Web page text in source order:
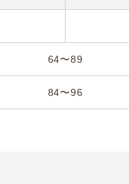
64〜89
84〜96